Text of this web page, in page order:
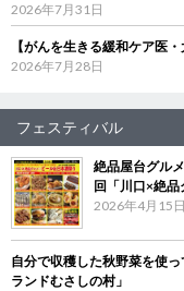
2026年7月31日
【がんを生きる緩和ケア医
2026年7月28日
フェスティバル
絶品屋台グル
回「川口×絶
2026年4月15日
自分で収穫した秋野菜を使
ランドむさしの村」